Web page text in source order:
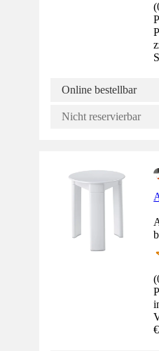
(
Online bestellbar
Nicht reservierbar
(
€